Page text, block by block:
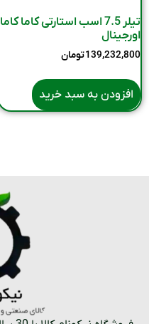
تیلر 7.5 اسب استارتی کاما کاما
اورجینال
139,232,800تومان
افزودن به سبد خرید